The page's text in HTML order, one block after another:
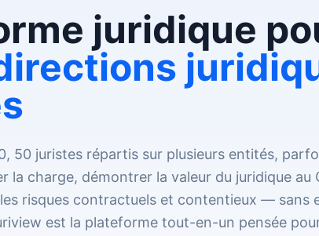
juridique
50 juristes répartis sur plusieurs entités,
la charge, démontrer la valeur du juridique au
risques contractuels et contentieux — sans
est la plateforme tout-en-un pensée